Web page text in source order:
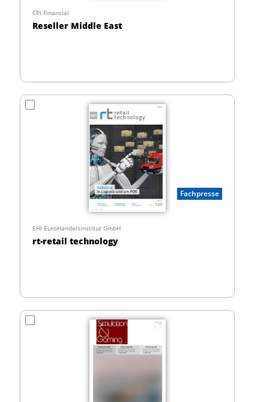
CPI Financial
Reseller Middle East
Fachpresse
EHI EuroHandelsinstitut GmbH
rt-retail technology